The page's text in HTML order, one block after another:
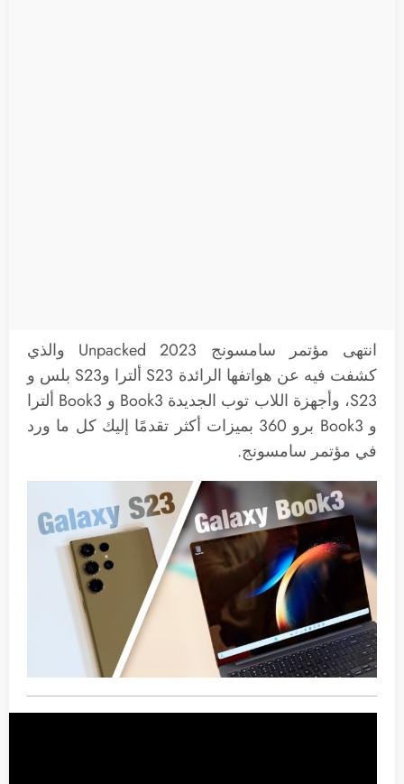
انتهى مؤتمر سامسونج Unpacked 2023 والذي
كشفت فيه عن هواتفها الرائدة S23 ألترا وS23 بلس و
S23، وأجهزة اللاب توب الجديدة Book3 و Book3 ألترا
و Book3 برو 360 بميزات أكثر تقدمًا إليك كل ما ورد
في مؤتمر سامسونج.